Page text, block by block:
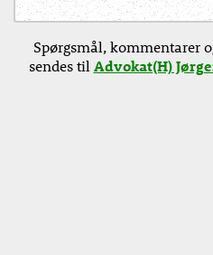
Spørgsmål, kommentarer
sendes tilAdvokat(H)